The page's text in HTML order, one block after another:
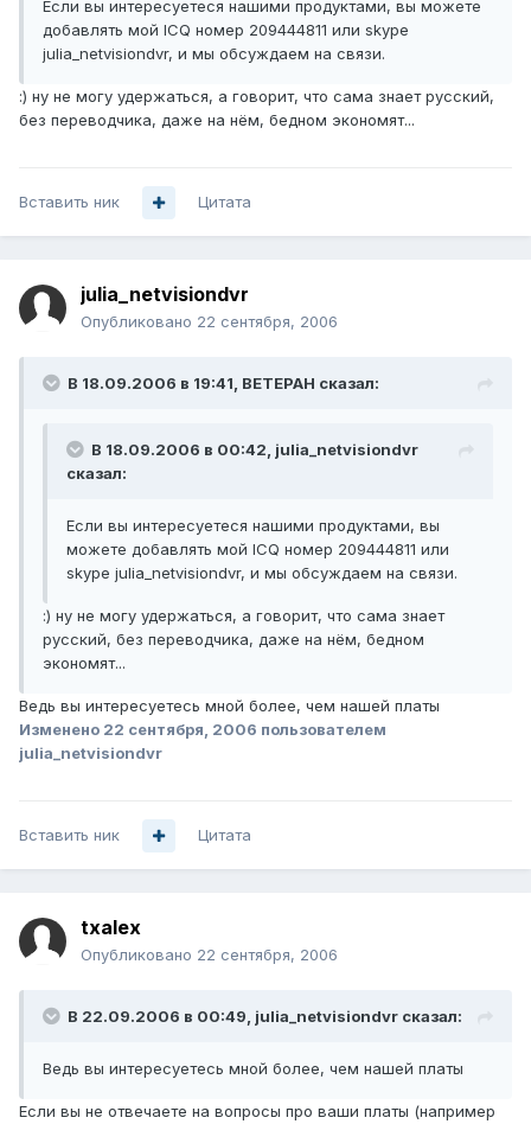
Если вы интересуетеся нашими продуктами, вы можете
добавлять мой ICQ номер 209444811 или skype
julia_netvisiondvr, и мы обсуждаем на связи.
:) ну не могу удержаться, а говорит, что сама знает русский,
без переводчика, даже на нём, бедном экономят...
Вставить ник Цитата
julia_netvisiondvr
Опубликовано 22 сентября, 2006
В 18.09.2006 в 19:41, BETEPAH сказал:
В 18.09.2006 в 00:42, julia_netvisiondvr
сказал:
Если вы интересуетеся нашими продуктами, вы
можете добавлять мой ICQ номер 209444811 или
skype julia_netvisiondvr, и мы обсуждаем на связи.
:) ну не могу удержаться, а говорит, что сама знает
русский, без переводчика, даже на нём, бедном
экономят...
Ведь вы интересуетесь мной более, чем нашей платы
Изменено 22 сентября, 2006 пользователем
julia_netvisiondvr
Вставить ник Цитата
txalex
Опубликовано 22 сентября, 2006
В 22.09.2006 в 00:49, julia_netvisiondvr сказал:
Ведь вы интересуетесь мной более, чем нашей платы
Если вы не отвечаете на вопросы про ваши платы (например